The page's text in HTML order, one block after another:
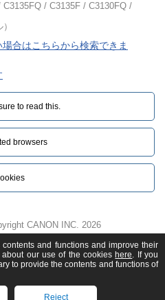
/ C3135F / C3130FQ /
合はこちらから検索できま
to read this.‎
browsers
CANON INC. 2026
and functions and improve their
our use of the cookies here. If you
to provide the contents and functions of
Reject